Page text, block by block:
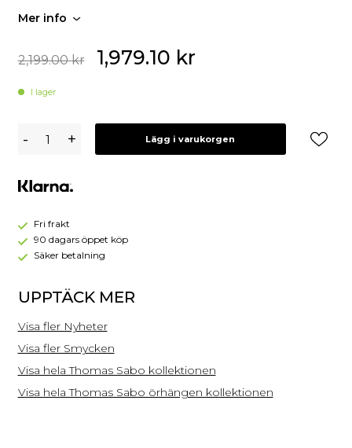
särskilt vackert när ljuset faller på dem. I mitten pryds
ädelstenens magi.
Mer info
2,199.00kr 1,979.10 kr
I lager
Sabo
Rosa
Sten
Stjärna
-
H2108-
- + Lägg i varukorgen
Fri frakt
90 dagars öppet köp
Säker betalning
UPPTÄCK MER
Visa fler Nyheter
Visa fler Smycken
Visa hela Thomas Sabo kollektionen
Visa hela Thomas Sabo örhängen kollektionen